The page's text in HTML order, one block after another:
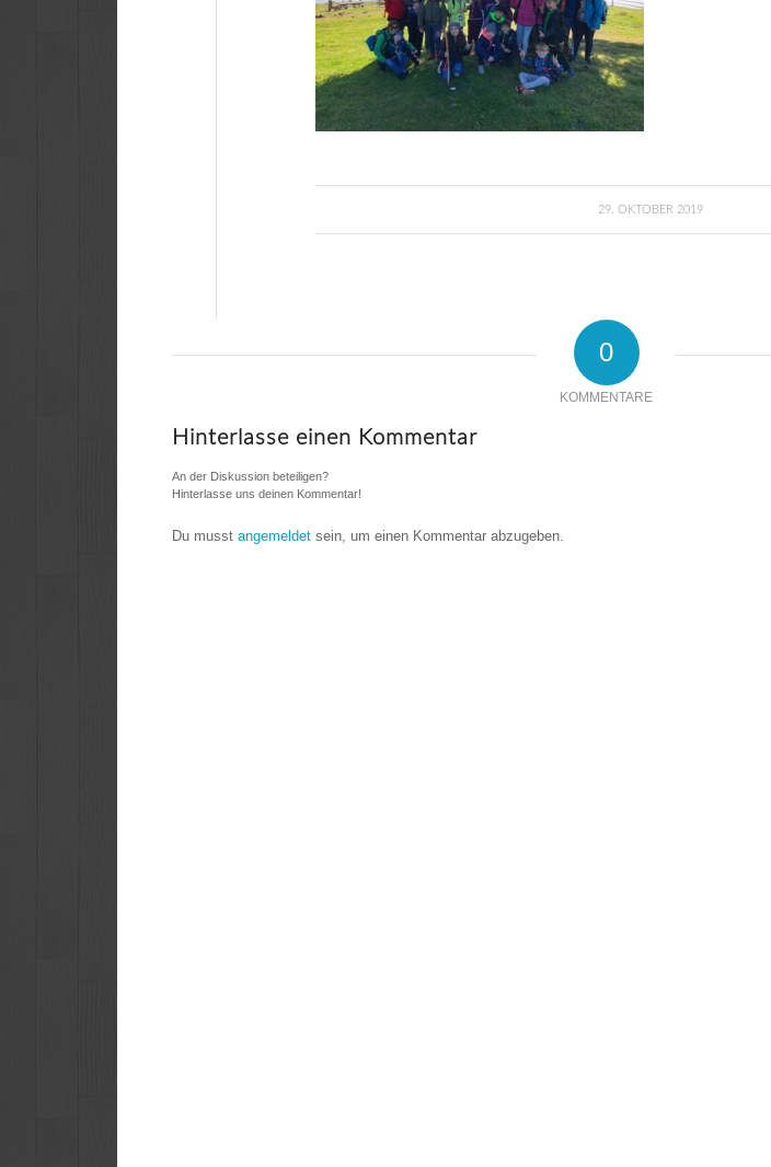
29. OKTOBER 2019
0
KOMMENTARE
Hinterlasse einen Kommentar
An der Diskussion beteiligen?
Hinterlasse uns deinen Kommentar!
Du musst angemeldet sein, um einen Kommentar abzugeben.